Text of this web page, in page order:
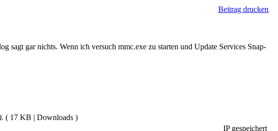
Beitrag drucken
gar nichts. Wenn ich versuch mmc.exe zu starten und Update Services Snap-
( 17 KB | Downloads )
IP gespeichert